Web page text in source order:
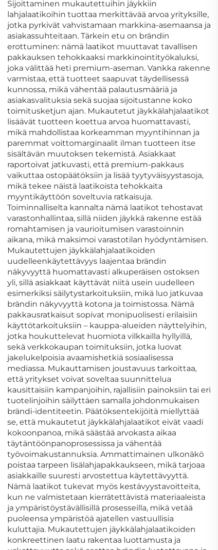
Sijoittaminen mukautettuihin jäykkiin
lahjalaatikoihin tuottaa merkittävää arvoa yrityksille,
jotka pyrkivät vahvistamaan markkina-asemaansa ja
asiakassuhteitaan. Tärkein etu on brändin
erottuminen: nämä laatikot muuttavat tavallisen
pakkauksen tehokkaaksi markkinointityökaluksi,
joka välittää heti premium-aseman. Vankka rakenne
varmistaa, että tuotteet saapuvat täydellisessä
kunnossa, mikä vähentää palautusmääriä ja
asiakasvalituksia sekä suojaa sijoitustanne koko
toimitusketjun ajan. Mukautetut jäykkälahjalaatikot
lisäävät tuotteen koettua arvoa huomattavasti,
mikä mahdollistaa korkeamman myyntihinnan ja
paremmat voittomarginaalit ilman tuotteen itse
sisältävän muutoksen tekemistä. Asiakkaat
raportoivat jatkuvasti, että premium-pakkaus
vaikuttaa ostopäätöksiin ja lisää tyytyväisyystasoja,
mikä tekee näistä laatikoista tehokkaita
myyntikäyttöön soveltuvia ratkaisuja.
Toiminnalliselta kannalta nämä laatikot tehostavat
varastonhallintaa, sillä niiden jäykkä rakenne estää
romahtamisen ja vaurioitumisen varastoinnin
aikana, mikä maksimoi varastotilan hyödyntämisen.
Mukautettujen jäykkälahjalaatikoiden
uudelleenkäytettävyys laajentaa brändin
näkyvyyttä huomattavasti alkuperäisen ostoksen
yli, sillä asiakkaat käyttävät niitä usein uudelleen
esimerkiksi säilytystarkoituksiin, mikä luo jatkuvaa
brändin näkyvyyttä kotona ja toimistossa. Nämä
pakkausratkaisut sopivat monipuolisesti erilaisiin
käyttötarkoituksiin – kauppa-alueiden näyttelyihin,
jotka houkuttelevat huomiota vilkkailla hyllyillä,
sekä verkkokaupan toimituksiin, jotka luovat
jakelukelpoisia avaamishetkiä sosiaalisessa
mediassa. Mukauttamisen joustavuus tarkoittaa,
että yritykset voivat soveltaa suunnittelua
kausittaisiin kampanjoihin, rajallisiin painoksiin tai eri
tuotelinjoihin säilyttäen samalla johdonmukaisen
brändi-identiteetin. Päätöksentekijöitä miellyttää
se, että mukautetut jäykkälahjalaatikot eivät vaadi
kokoonpanoa, mikä säästää arvokasta aikaa
täytäntöönpanoprosessissa ja vähentää
työvoimakustannuksia. Ammattimainen ulkonäkö
poistaa tarpeen lisälahjapakkaukseen, mikä tarjoaa
asiakkaille suuresti arvostettua käytettävyyttä.
Nämä laatikot tukevat myös kestävyystavoitteita,
kun ne valmistetaan kierrätettävistä materiaaleista
ja ympäristöystävällisillä prosesseilla, mikä vetää
puoleensa ympäristöä ajatellen vastuullisia
kuluttajia. Mukautettujen jäykkälahjalaatikoiden
konkreettinen laatu rakentaa luottamusta ja